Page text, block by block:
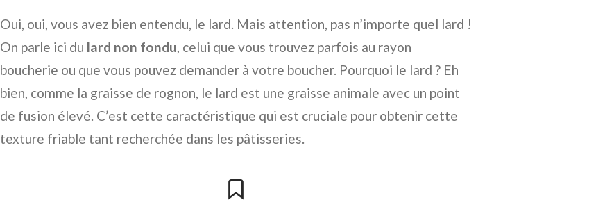
Oui, oui, vous avez bien entendu, le lard. Mais attention, pas n’importe quel lard !
On parle ici du lard non fondu, celui que vous trouvez parfois au rayon
boucherie ou que vous pouvez demander à votre boucher. Pourquoi le lard ? Eh
bien, comme la graisse de rognon, le lard est une graisse animale avec un point
de fusion élevé. C’est cette caractéristique qui est cruciale pour obtenir cette
texture friable tant recherchée dans les pâtisseries.